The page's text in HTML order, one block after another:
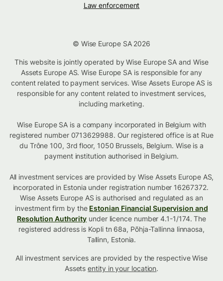
Law enforcement
© Wise Europe SA 2026
This website is jointly operated by Wise Europe SA and Wise
Assets Europe AS. Wise Europe SA is responsible for any
content related to payment services. Wise Assets Europe AS is
responsible for any content related to investment services,
including marketing.
Wise Europe SA is a company incorporated in Belgium with
registered number 0713629988. Our registered office is at Rue
du Trône 100, 3rd floor, 1050 Brussels, Belgium. Wise is a
payment institution authorised in Belgium.
All investment services are provided by Wise Assets Europe AS,
incorporated in Estonia under registration number 16267372.
Wise Assets Europe AS is authorised and regulated as an
investment firm by the Estonian Financial Supervision and
Resolution Authority under licence number 4.1-1/174. The
registered address is Kopli tn 68a, Põhja-Tallinna linnaosa,
Tallinn, Estonia.
All investment services are provided by the respective Wise
Assetsentity in your location.